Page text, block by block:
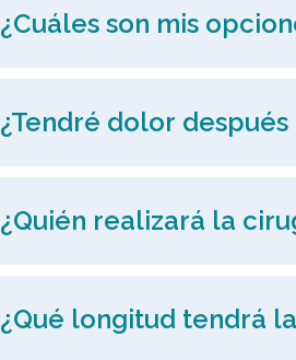
¿Cuáles son mis
¿Tendré dolor
¿Quién realizará la
¿Qué longitud tendrá